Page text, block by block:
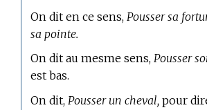
On dit en ce sens, Pousser sa
sa pointe.
On dit au mesme sens,Pousser
est bas.
On dit,Pousser un cheval, pour